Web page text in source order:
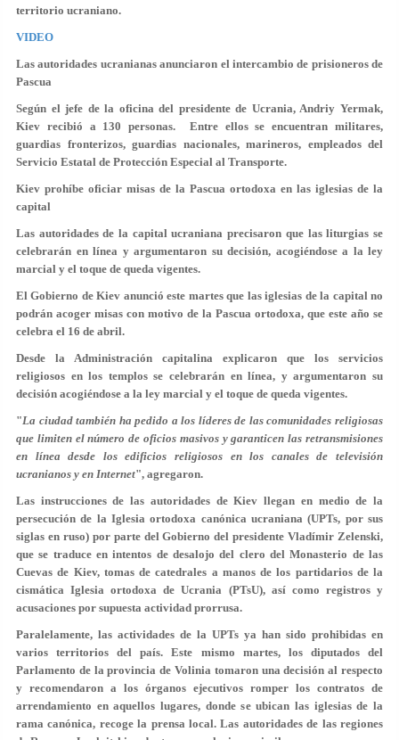
territorio ucraniano.
VIDEO
Las autoridades ucranianas anunciaron el intercambio de prisioneros de
Pascua
Según el jefe de la oficina del presidente de Ucrania, Andriy Yermak,
Kiev recibió a 130 personas. Entre ellos se encuentran militares,
guardias fronterizos, guardias nacionales, marineros, empleados del
Servicio Estatal de Protección Especial al Transporte.
Kiev prohíbe oficiar misas de la Pascua ortodoxa en las iglesias de la
capital
Las autoridades de la capital ucraniana precisaron que las liturgias se
celebrarán en línea y argumentaron su decisión, acogiéndose a la ley
marcial y el toque de queda vigentes.
El Gobierno de Kiev anunció este martes que las iglesias de la capital no
podrán acoger misas con motivo de la Pascua ortodoxa, que este año se
celebra el 16 de abril.
Desde la Administración capitalina explicaron que los servicios
religiosos en los templos se celebrarán en línea, y argumentaron su
decisión acogiéndose a la ley marcial y el toque de queda vigentes.
"La ciudad también ha pedido a los líderes de las comunidades religiosas
que limiten el número de oficios masivos y garanticen las retransmisiones
en línea desde los edificios religiosos en los canales de televisión
ucranianos y en Internet", agregaron.
Las instrucciones de las autoridades de Kiev llegan en medio de la
persecución de la Iglesia ortodoxa canónica ucraniana (UPTs, por sus
siglas en ruso) por parte del Gobierno del presidente Vladímir Zelenski,
que se traduce en intentos de desalojo del clero del Monasterio de las
Cuevas de Kiev, tomas de catedrales a manos de los partidarios de la
cismática Iglesia ortodoxa de Ucrania (PTsU), así como registros y
acusaciones por supuesta actividad prorrusa.
Paralelamente, las actividades de la UPTs ya han sido prohibidas en
varios territorios del país. Este mismo martes, los diputados del
Parlamento de la provincia de Volinia tomaron una decisión al respecto
y recomendaron a los órganos ejecutivos romper los contratos de
arrendamiento en aquellos lugares, donde se ubican las iglesias de la
rama canónica, recoge la prensa local. Las autoridades de las regiones